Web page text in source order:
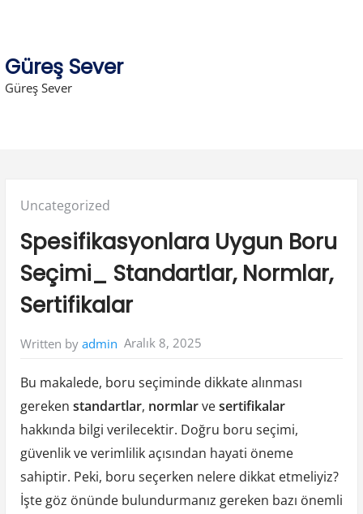
content
Güreş Sever
Güreş Sever
Posted
Uncategorized
Spesifikasyonlara Uygun Boru
Seçimi_ Standartlar, Normlar,
Sertifikalar
Written by admin Aralık 8, 2025
Bu makalede, boru seçiminde dikkate alınması
gereken standartlar, normlarvesertifikalar
hakkında bilgi verilecektir. Doğru boru seçimi,
güvenlik ve verimlilik açısından hayati öneme
sahiptir. Peki, boru seçerken nelere dikkat etmeliyiz?
İşte göz önünde bulundurmanız gereken bazı önemli